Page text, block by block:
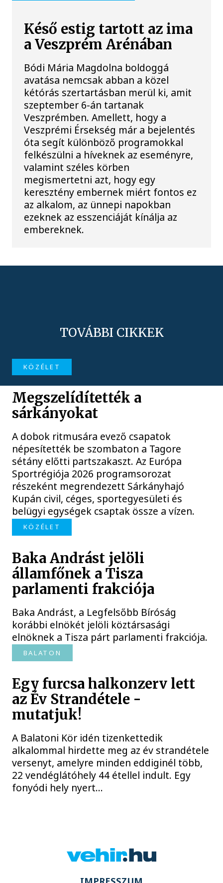
Késő estig tartott az ima
a Veszprém Arénában
Bódi Mária Magdolna boldoggá
avatása nemcsak abban a közel
kétórás szertartásban merül ki, amit
szeptember 6-án tartanak
Veszprémben. Amellett, hogy a
Veszprémi Érsekség már a bejelentés
óta segít különböző programokkal
felkészülni a híveknek az eseményre,
valamint széles körben
megismertetni azt, hogy egy
keresztény embernek miért fontos ez
az alkalom, az ünnepi napokban
ezeknek az esszenciáját kínálja az
embereknek.
TOVÁBBI CIKKEK
KÖZÉLET
Megszelídítették a
sárkányokat
A dobok ritmusára evező csapatok
népesítették be szombaton a Tagore
sétány előtti partszakaszt. Az Európa
Sportrégiója 2026 programsorozat
részeként megrendezett Sárkányhajó
Kupán civil, céges, sportegyesületi és
belügyi egységek csaptak össze a vízen.
KÖZÉLET
Baka Andrást jelöli
államfőnek a Tisza
parlamenti frakciója
Baka Andrást, a Legfelsőbb Bíróság
korábbi elnökét jelöli köztársasági
elnöknek a Tisza párt parlamenti frakciója.
BALATON
Egy furcsa halkonzerv lett
az Év Strandétele -
mutatjuk!
A Balatoni Kör idén tizenkettedik
alkalommal hirdette meg az év strandétele
versenyt, amelyre minden eddiginél több,
22 vendéglátóhely 44 étellel indult. Egy
fonyódi hely nyert...